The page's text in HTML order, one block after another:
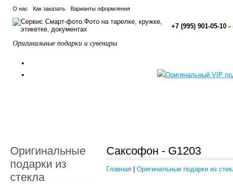
О нас Как заказать Варианты оформления
Оригинальные подарки и сувениры
+7 (995) 901-05-10 -
Оригинальные
подарки из
стекла
Саксофон - G1203
Главная Оригинальные подарки из